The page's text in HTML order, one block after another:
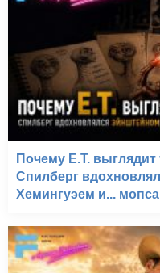
Почему E.T.
Спилберг
Хемингуэем и...